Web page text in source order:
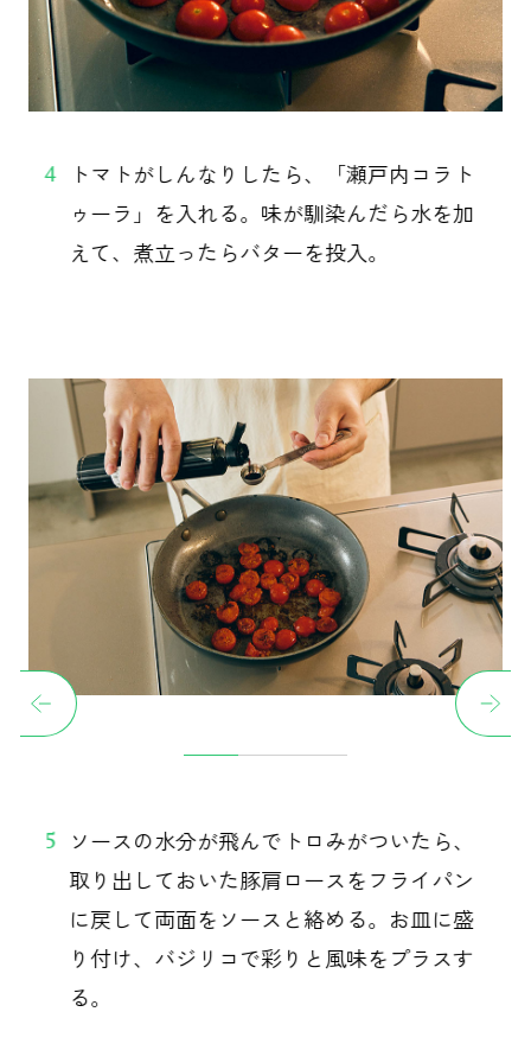
4
トマトがしんなりしたら、「瀬戸内コラト
ゥーラ」を入れる。味が馴染んだら水を加
えて、煮立ったらバターを投入。
5
ソースの水分が飛んでトロみがついたら、
取り出しておいた豚肩ロースをフライパン
に戻して両面をソースと絡める。お皿に盛
り付け、バジリコで彩りと風味をプラスす
る。